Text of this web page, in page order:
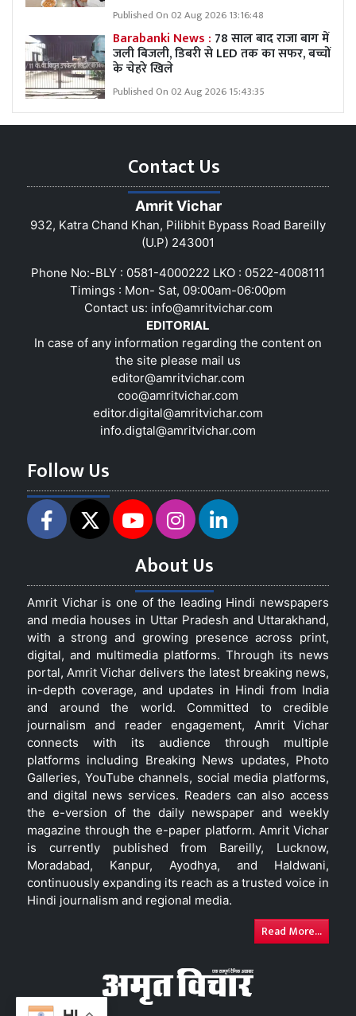
Published On 02 Aug 2026 13:16:48
Barabanki News : 78 साल बाद राजा बाग में
जली बिजली, डिबरी से LED तक का सफर, बच्चों
के चेहरे खिले
Published On 02 Aug 2026 15:43:35
Contact Us
Amrit Vichar
932, Katra Chand Khan, Pilibhit Bypass Road Bareilly
(U.P) 243001
Phone No:-BLY : 0581-4000222 LKO : 0522-4008111
Timings : Mon- Sat, 09:00am-06:00pm
Contact us: info@amritvichar.com
EDITORIAL
In case of any information regarding the content on
the site please mail us
editor@amritvichar.com
coo@amritvichar.com
editor.digital@amritvichar.com
info.digtal@amritvichar.com
Follow Us
About Us
Amrit Vichar is one of the leading Hindi newspapers
and media houses in Uttar Pradesh and Uttarakhand,
with a strong and growing presence across print,
digital, and multimedia platforms. Through its news
portal, Amrit Vichar delivers the latest breaking news,
in-depth coverage, and updates in Hindi from India
and around the world. Committed to credible
journalism and reader engagement, Amrit Vichar
connects with its audience through multiple
platforms including Breaking News updates, Photo
Galleries, YouTube channels, social media platforms,
and digital news services. Readers can also access
the e-version of the daily newspaper and weekly
magazine through the e-paper platform. Amrit Vichar
is currently published from Bareilly, Lucknow,
Moradabad, Kanpur, Ayodhya, and Haldwani,
continuously expanding its reach as a trusted voice in
Hindi journalism and regional media.
Read More...